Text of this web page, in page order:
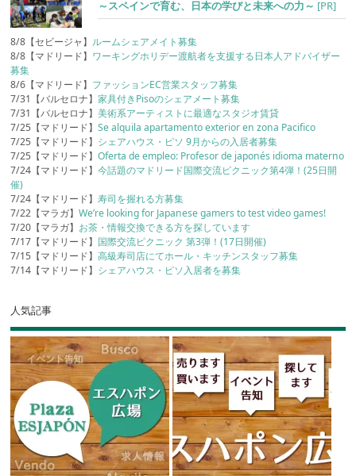
～スペインで育む、日本の学びと未来への力～ [PR]
8/8【セビージャ】 ルームシェアメイト募集
8/8【マドリード】 ワーキングホリデー渡航者を支援する日本人アドバイザー
募集
8/6【マドリード】 ファッションEC営業スタッフ募集
7/31【バルセロナ】家具付きPisoのシェアメート募集
7/31【バルセロナ】美術系アーティストに最適なスタジオ賃貸
7/25【マドリード】Se alquila apartamento exterior en zona Pacifico
7/25【マドリード】 シェアハウス・ピソ 9月からの入居者募集
7/25【マドリード】Oferta de empleo: Profesor de japonés idioma materno
7/24【マドリード】今話題のマドリード国際交流ピクニック第4弾！(25日開
催)
7/24【マドリード】寿司を握れる方募集
7/22【マラガ】We’re looking for Japanese gamers to test video games!
7/20【マラガ】 お茶・情報交換できる方を探しています
7/17【マドリード】 国際交流ピクニック 第3弾！(17日開催)
7/15【マドリード】高級寿司店にてホール・キッチンスタッフ募集
7/14【マドリード】 シェアハウス・ピソ入居者を募集
人気記事